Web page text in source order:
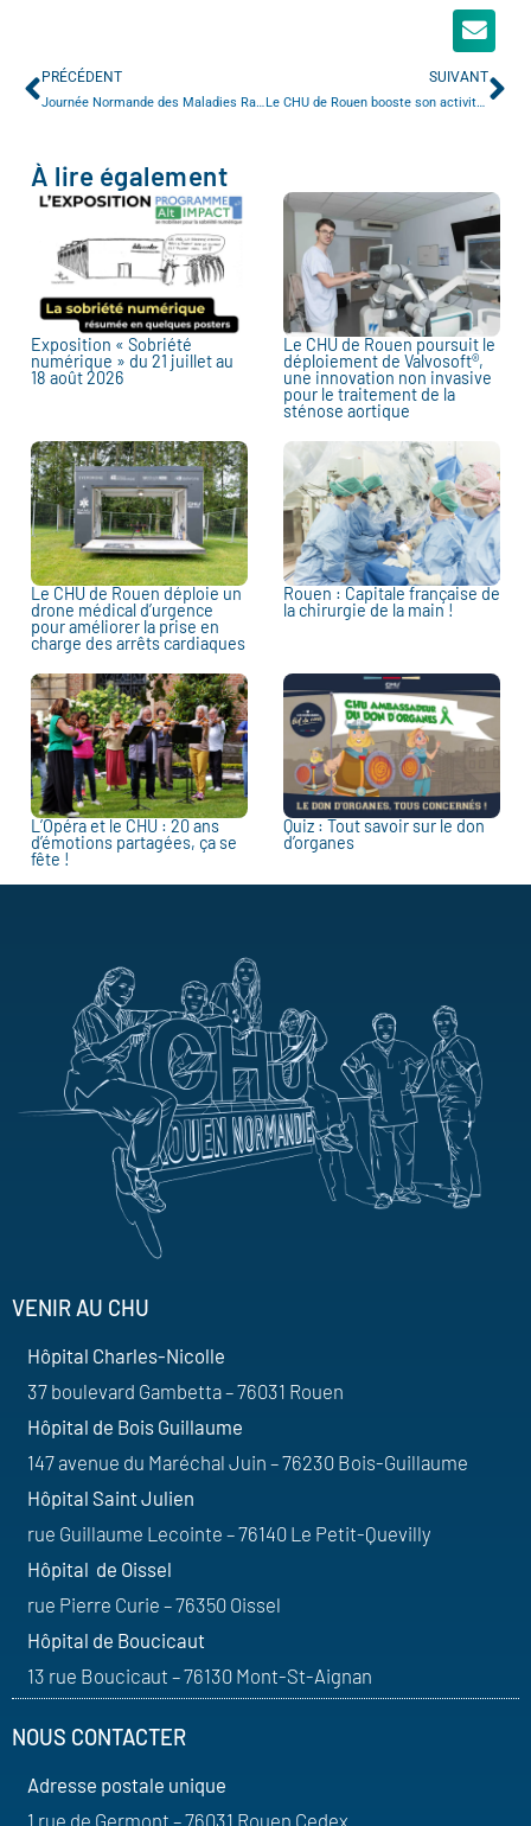
PRÉCÉDENT
Journée Normande des Maladies Rares 2026
SUIVANT
Le CHU de Rouen booste son activité de chirurgie digestive ambulatoire en lien avec le CH du Belvédère
À lire également
Exposition « Sobriété
numérique » du 21 juillet au
18 août 2026
Le CHU de Rouen poursuit le
déploiement de Valvosoft®,
une innovation non invasive
pour le traitement de la
sténose aortique
Le CHU de Rouen déploie un
drone médical d’urgence
pour améliorer la prise en
charge des arrêts cardiaques
Rouen : Capitale française de
la chirurgie de la main !
L’Opéra et le CHU : 20 ans
d’émotions partagées, ça se
fête !
Quiz : Tout savoir sur le don
d’organes
VENIR AU CHU
Hôpital Charles-Nicolle
37 boulevard Gambetta – 76031 Rouen
Hôpital de Bois Guillaume
147 avenue du Maréchal Juin – 76230 Bois-Guillaume
Hôpital Saint Julien
rue Guillaume Lecointe – 76140 Le Petit-Quevilly
Hôpital de Oissel
rue Pierre Curie – 76350 Oissel
Hôpital de Boucicaut
13 rue Boucicaut – 76130 Mont-St-Aignan
NOUS CONTACTER
Adresse postale unique
1 rue de Germont – 76031 Rouen Cedex